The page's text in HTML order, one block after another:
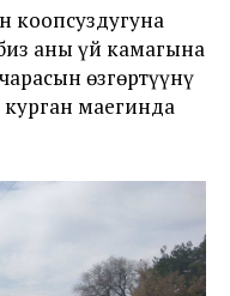
коопсуздугуна
аны үй камагына
өзгөртүүнү
курган маегинда